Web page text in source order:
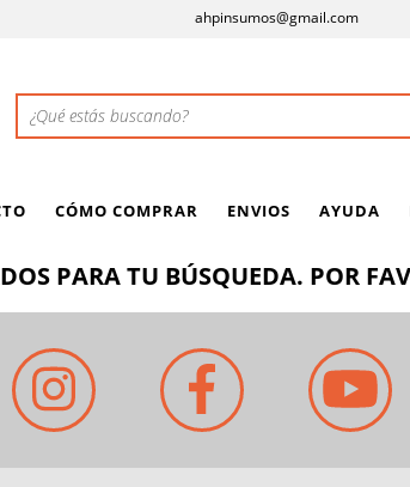
ahpinsumos@gmail.com
CÓMO COMPRAR ENVIOS AYUDA
PARA TU BÚSQUEDA. POR